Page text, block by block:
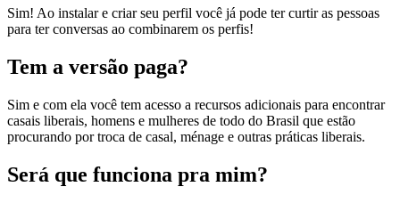
Sim! Ao instalar e criar seu perfil você já pode ter curtir as pessoas
para ter conversas ao combinarem os perfis!
Tem a versão paga?
Sim e com ela você tem acesso a recursos adicionais para encontrar
casais liberais, homens e mulheres de todo do Brasil que estão
procurando por troca de casal, ménage e outras práticas liberais.
Será que funciona pra mim?